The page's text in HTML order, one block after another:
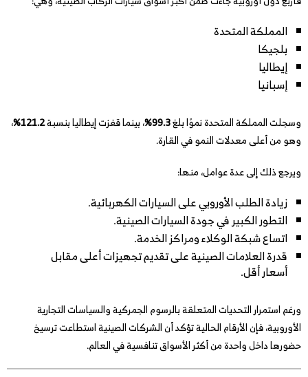
المملكة المتحدة
بلجيكا
إيطاليا
إسبانيا
وسجلت المملكة المتحدة نموًا بلغ99.3% ، بينما قفزت إيطاليا بنسبة121.2% ،
وهو من أعلى معدلات النمو في القارة.
ويرجع ذلك إلى عدة عوامل، منها:
زيادة الطلب الأوروبي على السيارات الكهربائية.
التطور الكبير في جودة السيارات الصينية.
اتساع شبكة الوكلاء ومراكز الخدمة.
قدرة العلامات الصينية على تقديم تجهيزات أعلى مقابل
أسعار أقل.
ورغم استمرار التحديات المتعلقة بالرسوم الجمركية والسياسات التجارية
الأوروبية، فإن الأرقام الحالية تؤكد أن الشركات الصينية استطاعت ترسيخ
حضورها داخل واحدة من أكثر الأسواق تنافسية في العالم.